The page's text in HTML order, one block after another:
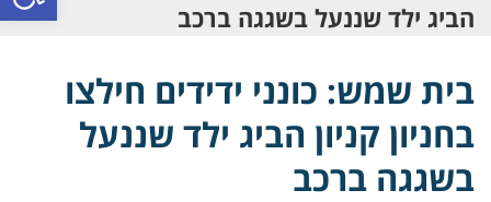
הביג ילד שננעל בשגגה ברכב
בית שמש: כונני ידידים חילצו
בחניון קניון הביג ילד שננעל
בשגגה ברכב